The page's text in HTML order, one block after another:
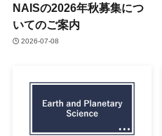
NAISの2026年秋募集につ
いてのご案内
2026-07-08